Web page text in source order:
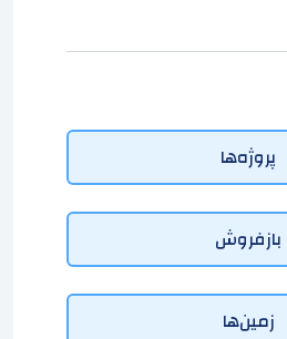
پروژه‌ها
بازفروش
زمین‌ها